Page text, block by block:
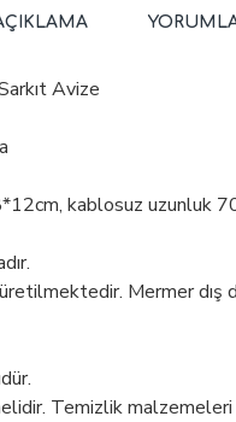
Avize
kablosuz uzunluk
Mermer dış
Temizlik